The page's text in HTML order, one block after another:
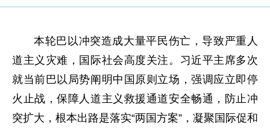
本轮巴以冲突造成大量平民伤亡，导致严重人
道主义灾难，国际社会高度关注。习近平主席多次
就当前巴以局势阐明中国原则立场，强调应立即停
火止战，保障人道主义救援通道安全畅通，防止冲
突扩大，根本出路是落实“两国方案”，凝聚国际促和